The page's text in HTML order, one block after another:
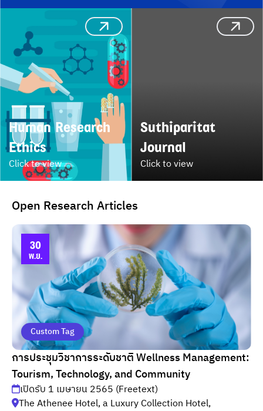
Human Research
Ethics
Click to view
Suthiparitat
Journal
Click to view
Open Research Articles
30
พ.ย.
Custom Tag
การประชุมวิชาการระดับชาติ Wellness Management:
Tourism, Technology, and Community
เปิดรับ 1 เมษายน 2565 (Freetext)
The Athenee Hotel, a Luxury Collection Hotel,